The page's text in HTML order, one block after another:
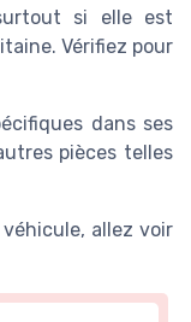
si elle est
Vérifiez pour
dans ses
pièces telles
allez voir